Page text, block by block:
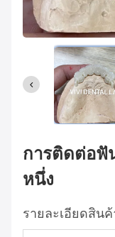
การติดต่อฟั
หนึ่ง
รายละเอียดสินค้